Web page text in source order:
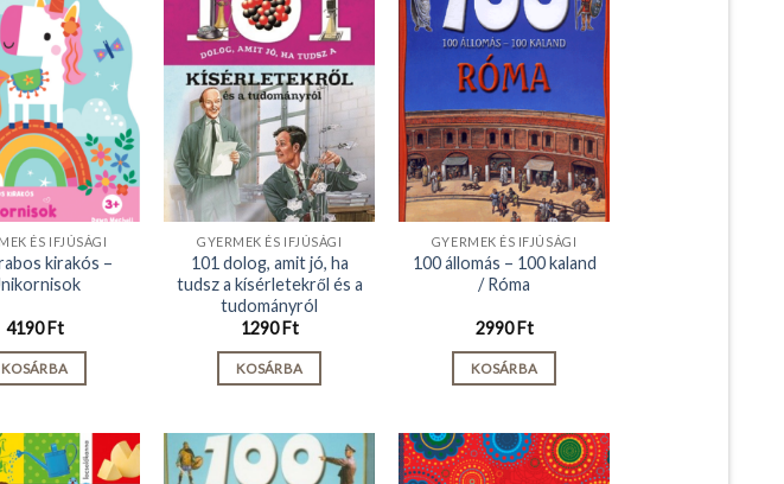
ÉS IFJÚSÁGI
kirakós –
4190Ft
KOSÁRBA
GYERMEK ÉS IFJÚSÁGI
101 dolog, amit jó, ha
tudsz a kísérletekről és a
tudományról
1290Ft
KOSÁRBA
GYERMEK ÉS IFJÚSÁGI
100 állomás – 100 kaland
/ Róma
2990Ft
KOSÁRBA